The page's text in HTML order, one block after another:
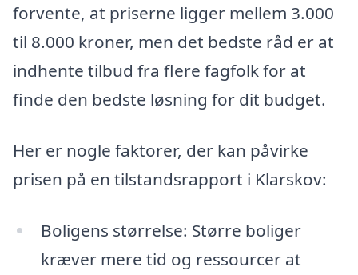
forvente, at priserne ligger mellem 3.000
til 8.000 kroner, men det bedste råd er at
indhente tilbud fra flere fagfolk for at
finde den bedste løsning for dit budget.
Her er nogle faktorer, der kan påvirke
prisen på en tilstandsrapport i Klarskov:
Boligens størrelse: Større boliger
kræver mere tid og ressourcer at